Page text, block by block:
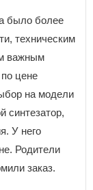
было более
техническим
важным
цене
на модели
синтезатор,
У него
Родители
заказ.